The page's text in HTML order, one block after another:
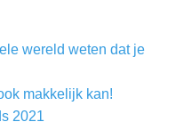
wereld weten dat je
makkelijk kan!
2021